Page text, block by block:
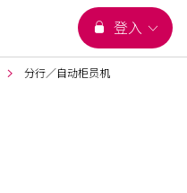
登入
分行／自动柜员机